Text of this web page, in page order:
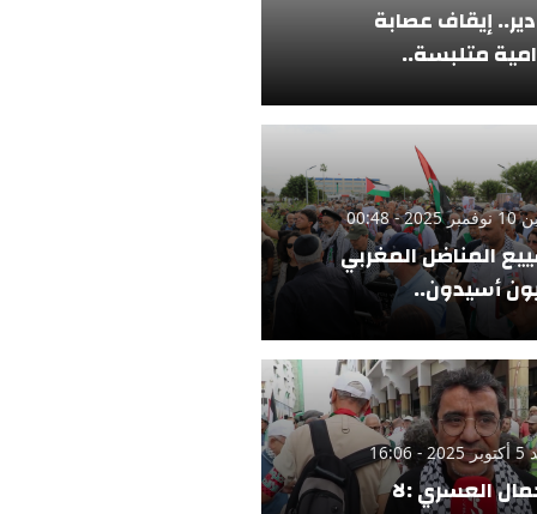
إيقاف عصابة
متلبسة..
- 00:48
المناضل المغربي
أسيدون..
16:06
العسري :لا